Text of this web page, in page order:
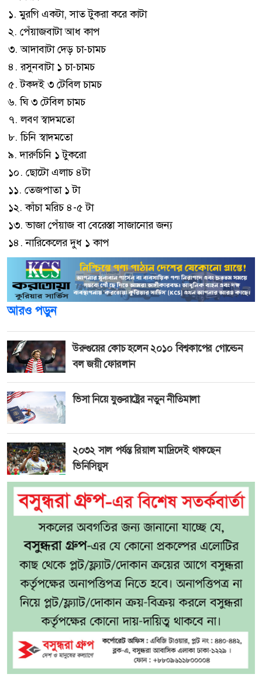
১. মুরগি একটা, সাত টুকরা করে কাটা
২. পেঁয়াজবাটা আধ কাপ
৩. আদাবাটা দেড় চা-চামচ
৪. রসুনবাটা ১ চা-চামচ
৫. টকদই ৩ টেবিল চামচ
৬. ঘি ৩ টেবিল চামচ
৭. লবণ স্বাদমতো
৮. চিনি স্বাদমতো
৯. দারুচিনি ১ টুকরো
১০. ছোটো এলাচ ৪টা
১১. তেজপাতা ১ টা
১২. কাঁচা মরিচ ৪-৫ টা
১৩. ভাজা পেঁয়াজ বা বেরেস্তা সাজানোর জন্য
১৪. নারিকেলের দুধ ১ কাপ
আরও পড়ুন
উরুগুয়ের কোচ হলেন ২০১০ বিশ্বকাপের গোল্ডেন
বল জয়ী ফোরলান
ভিসা নিয়ে যুক্তরাষ্ট্রের নতুন নীতিমালা
২০৩২ সাল পর্যন্ত রিয়াল মাদ্রিদেই থাকছেন
ভিনিসিয়ুস